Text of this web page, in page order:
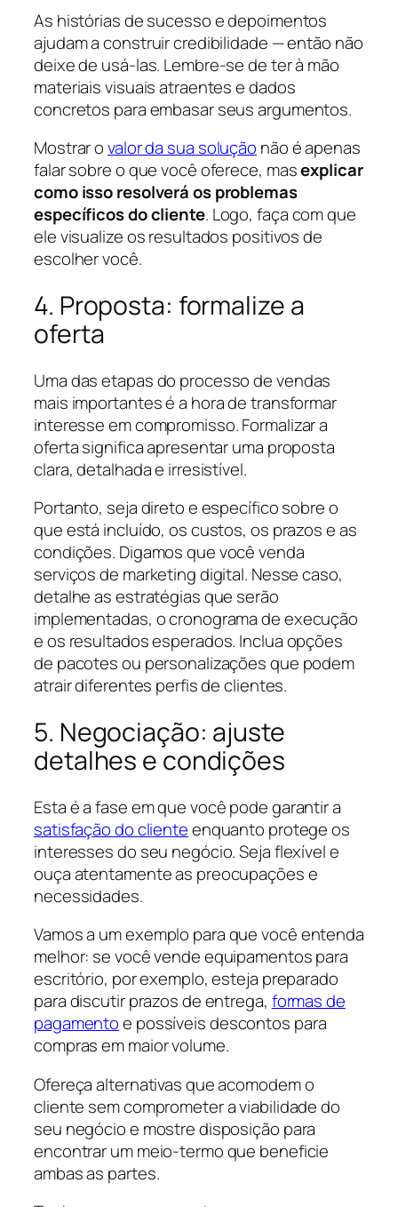
As histórias de sucesso e depoimentos
ajudam a construir credibilidade — então não
deixe de usá-las. Lembre-se de ter à mão
materiais visuais atraentes e dados
concretos para embasar seus argumentos.
Mostrar ovalor da sua solução não é apenas
falar sobre o que você oferece, masexplicar
como isso resolverá os problemas
específicos do cliente. Logo, faça com que
ele visualize os resultados positivos de
escolher você.
4. Proposta: formalize a
oferta
Uma das etapas do processo de vendas
mais importantes é a hora de transformar
interesse em compromisso. Formalizar a
oferta significa apresentar uma proposta
clara, detalhada e irresistível.
Portanto, seja direto e específico sobre o
que está incluído, os custos, os prazos e as
condições. Digamos que você venda
serviços de marketing digital. Nesse caso,
detalhe as estratégias que serão
implementadas, o cronograma de execução
e os resultados esperados. Inclua opções
de pacotes ou personalizações que podem
atrair diferentes perfis de clientes.
5. Negociação: ajuste
detalhes e condições
Esta é a fase em que você pode garantir a
satisfação do clienteenquanto protege os
interesses do seu negócio. Seja flexível e
ouça atentamente as preocupações e
necessidades.
Vamos a um exemplo para que você entenda
melhor: se você vende equipamentos para
escritório, por exemplo, esteja preparado
para discutir prazos de entrega, formas de
pagamentoe possíveis descontos para
compras em maior volume.
Ofereça alternativas que acomodem o
cliente sem comprometer a viabilidade do
seu negócio e mostre disposição para
encontrar um meio-termo que beneficie
ambas as partes.